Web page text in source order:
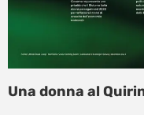
Una donna al